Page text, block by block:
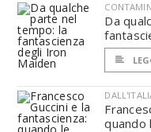
Da
quando